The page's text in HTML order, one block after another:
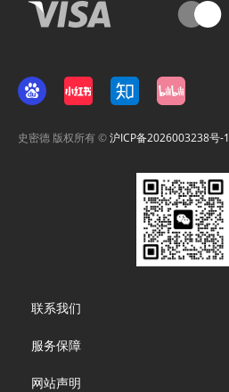
史密德 版权所有 ©沪ICP备2026003238号-1
menu
联系我们
服务保障
网站声明